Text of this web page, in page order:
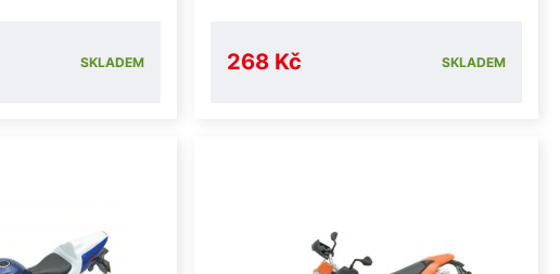
SKLADEM 268 Kč SKLADEM